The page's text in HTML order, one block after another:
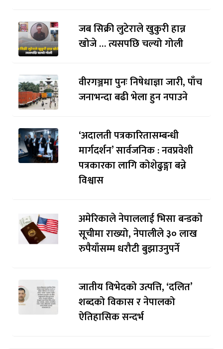
जब सिक्री लुटेराले खुकुरी हान्न
खोजे … त्यसपछि चल्यो गोली
वीरगञ्जमा पुनः निषेधाज्ञा जारी, पाँच
जनाभन्दा बढी भेला हुन नपाउने
‘अदालती पत्रकारितासम्बन्धी
मार्गदर्शन’ सार्वजनिक : नवप्रवेशी
पत्रकारका लागि कोशेढुङ्गा बन्ने
विश्वास
अमेरिकाले नेपाललाई भिसा बन्डकाे
सूचीमा राख्यो, नेपालीले ३० लाख
रुपैयाँसम्म धरौटी बुझाउनुपर्ने
जातीय विभेदको उत्पत्ति, ‘दलित’
शब्दको विकास र नेपालको
ऐतिहासिक सन्दर्भ